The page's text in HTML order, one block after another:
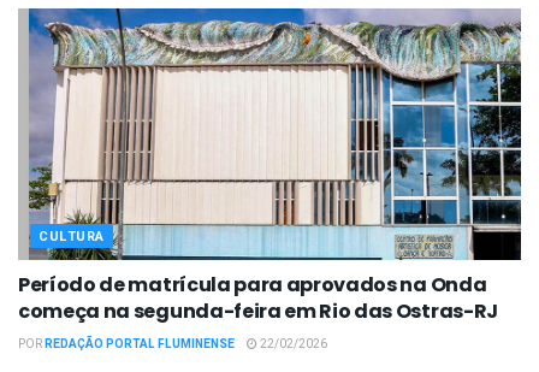
CULTURA
Período de matrícula para aprovados na Onda
começa na segunda-feira em Rio das Ostras-RJ
PORREDAÇÃO PORTAL FLUMINENSE 22/02/2026